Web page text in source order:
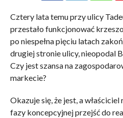
Cztery lata temu przy ulicy
przestało funkcjonować
po niespełna pięciu latach
drugiej stronie ulicy, nieopodal
Czy jest szansa na
markecie?
Okazuje się, że jest, a
fazy koncepcyjnej przejść do